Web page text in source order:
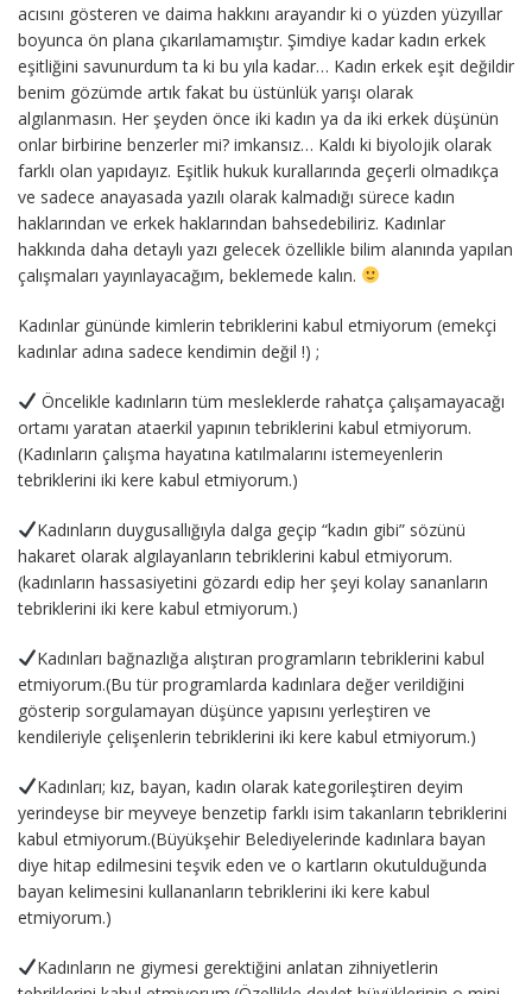
acısını gösteren ve daima hakkını arayandır ki o yüzden yüzyıllar
boyunca ön plana çıkarılamamıştır. Şimdiye kadar kadın erkek
eşitliğini savunurdum ta ki bu yıla kadar… Kadın erkek eşit değildir
benim gözümde artık fakat bu üstünlük yarışı olarak
algılanmasın. Her şeyden önce iki kadın ya da iki erkek düşünün
onlar birbirine benzerler mi? imkansız… Kaldı ki biyolojik olarak
farklı olan yapıdayız. Eşitlik hukuk kurallarında geçerli olmadıkça
ve sadece anayasada yazılı olarak kalmadığı sürece kadın
haklarından ve erkek haklarından bahsedebiliriz. Kadınlar
hakkında daha detaylı yazı gelecek özellikle bilim alanında yapılan
çalışmaları yayınlayacağım, beklemede kalın.
Kadınlar gününde kimlerin tebriklerini kabul etmiyorum (emekçi
kadınlar adına sadece kendimin değil !) ;
Öncelikle kadınların tüm mesleklerde rahatça çalışamayacağı
ortamı yaratan ataerkil yapının tebriklerini kabul etmiyorum.
(Kadınların çalışma hayatına katılmalarını istemeyenlerin
tebriklerini iki kere kabul etmiyorum.)
Kadınların duygusallığıyla dalga geçip “kadın gibi” sözünü
hakaret olarak algılayanların tebriklerini kabul etmiyorum.
(kadınların hassasiyetini gözardı edip her şeyi kolay sananların
tebriklerini iki kere kabul etmiyorum.)
Kadınları bağnazlığa alıştıran programların tebriklerini kabul
etmiyorum.(Bu tür programlarda kadınlara değer verildiğini
gösterip sorgulamayan düşünce yapısını yerleştiren ve
kendileriyle çelişenlerin tebriklerini iki kere kabul etmiyorum.)
Kadınları; kız, bayan, kadın olarak kategorileştiren deyim
yerindeyse bir meyveye benzetip farklı isim takanların tebriklerini
kabul etmiyorum.(Büyükşehir Belediyelerinde kadınlara bayan
diye hitap edilmesini teşvik eden ve o kartların okutulduğunda
bayan kelimesini kullananların tebriklerini iki kere kabul
etmiyorum.)
Kadınların ne giymesi gerektiğini anlatan zihniyetlerin